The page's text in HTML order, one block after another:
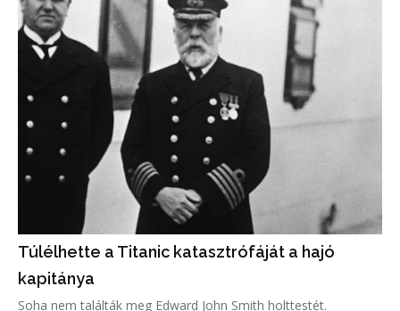
Túlélhette a Titanic katasztrófáját a hajó
kapitánya
Soha nem találták meg Edward John Smith holttestét.